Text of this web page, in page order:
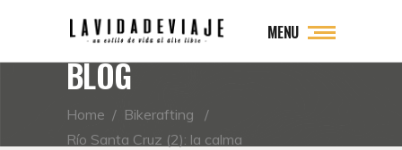
MENU
BLOG
Home / Bikerafting
/
Río Santa Cruz (2): la calma